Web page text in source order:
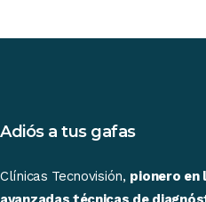
Adiós a tus gafas
Clínicas Tecnovisión, pionero en